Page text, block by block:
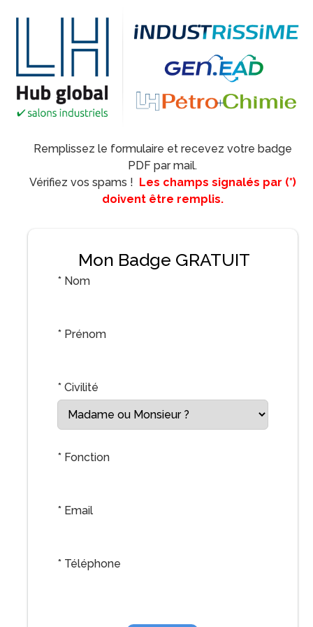
Remplissez le formulaire et recevez votre badge
PDF par mail.
Vérifiez vos spams !
Les champs signalés par (*)
doivent être remplis.
Mon Badge GRATUIT
* Nom
* Prénom
* Civilité
* Fonction
* Email
* Téléphone